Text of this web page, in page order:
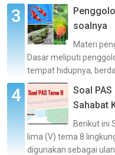
soalnya
Materi
Dasar meliputi
tempat hidupnya,
Soal
Sahabat
Berikut ini
lima (V) tema 8
digunakan sebagai